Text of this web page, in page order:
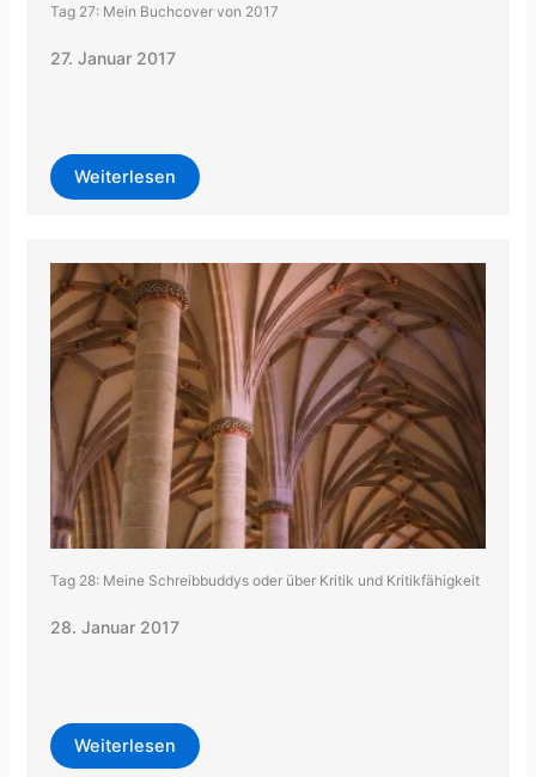
Tag 27: Mein Buchcover von 2017
27. Januar 2017
Weiterlesen
Tag 28: Meine Schreibbuddys oder über Kritik und Kritikfähigkeit
28. Januar 2017
Weiterlesen